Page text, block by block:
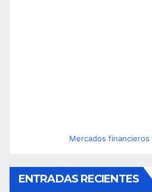
Mercados financieros
ENTRADAS RECIENTES